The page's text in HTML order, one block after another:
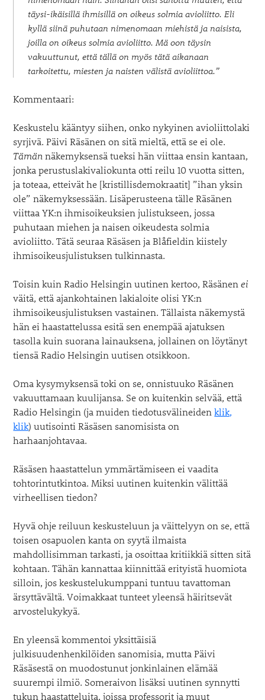
täysi-ikäisillä ihmisillä on oikeus solmia avioliitto. Eli
kyllä siinä puhutaan nimenomaan miehistä ja naisista,
joilla on oikeus solmia avioliitto. Mä oon täysin
vakuuttunut, että tällä on myös tätä aikanaan
tarkoitettu, miesten ja naisten välistä avioliittoa.”
Kommentaari:
Keskustelu kääntyy siihen, onko nykyinen avioliittolaki
syrjivä. Päivi Räsänen on sitä mieltä, että se ei ole.
Tämän näkemyksensä tueksi hän viittaa ensin kantaan,
jonka perustuslakivaliokunta otti reilu 10 vuotta sitten,
ja toteaa, etteivät he [kristillisdemokraatit] ”ihan yksin
ole” näkemyksessään. Lisäperusteena tälle Räsänen
viittaa YK:n ihmisoikeuksien julistukseen, jossa
puhutaan miehen ja naisen oikeudesta solmia
avioliitto. Tätä seuraa Räsäsen ja Blåfieldin kiistely
ihmisoikeusjulistuksen tulkinnasta.
Toisin kuin Radio Helsingin uutinen kertoo, Räsänenei
väitä, että ajankohtainen lakialoite olisi YK:n
ihmisoikeusjulistuksen vastainen. Tällaista näkemystä
hän ei haastattelussa esitä sen enempää ajatuksen
tasolla kuin suorana lainauksena, jollainen on löytänyt
tiensä Radio Helsingin uutisen otsikkoon.
Oma kysymyksensä toki on se, onnistuuko Räsänen
vakuuttamaan kuulijansa. Se on kuitenkin selvää, että
Radio Helsingin (ja muiden tiedotusvälineidenklik,
klik) uutisointi Räsäsen sanomisista on
harhaanjohtavaa.
Räsäsen haastattelun ymmärtämiseen ei vaadita
tohtorintutkintoa. Miksi uutinen kuitenkin välittää
virheellisen tiedon?
Hyvä ohje reiluun keskusteluun ja väittelyyn on se, että
toisen osapuolen kanta on syytä ilmaista
mahdollisimman tarkasti, ja osoittaa kritiikkiä sitten sitä
kohtaan. Tähän kannattaa kiinnittää erityistä huomiota
silloin, jos keskustelukumppani tuntuu tavattoman
ärsyttävältä. Voimakkaat tunteet yleensä häiritsevät
arvostelukykyä.
En yleensä kommentoi yksittäisiä
julkisuudenhenkilöiden sanomisia, mutta Päivi
Räsäsestä on muodostunut jonkinlainen elämää
suurempi ilmiö. Someraivon lisäksi uutinen synnytti
tukun haastatteluita, joissa professorit ja muut